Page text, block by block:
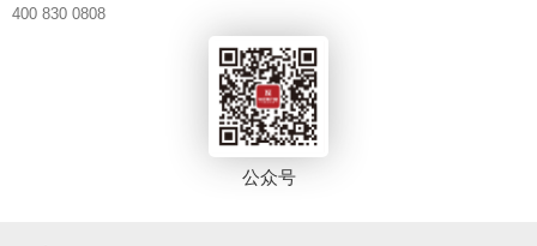
400 830 0808
公众号